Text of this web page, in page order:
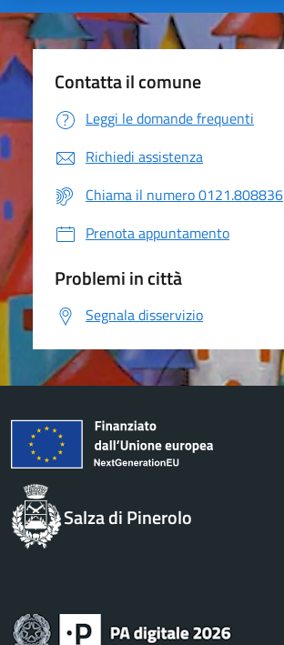
Contatta il comune
Leggi le domande frequenti
Richiedi assistenza
Chiama il numero 0121.808836
Prenota appuntamento
Problemi in città
Segnala disservizio
Salza di Pinerolo